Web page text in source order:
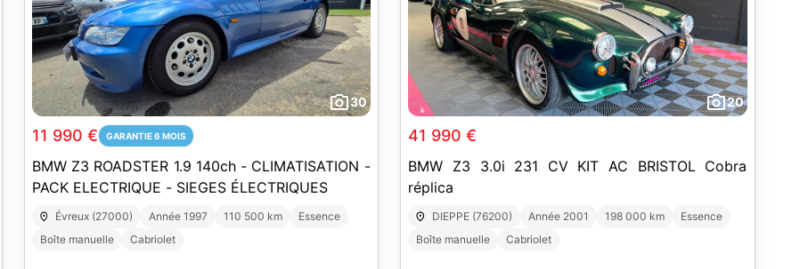
30
11 990 € GARANTIE 6 MOIS
BMW Z3 ROADSTER 1.9 140ch - CLIMATISATION -
PACK ELECTRIQUE - SIEGES ÉLECTRIQUES
Évreux (27000) Année 1997 110 500 km
Essence
Boîte manuelle
Cabriolet
20
41 990 €
BMW Z3 3.0i 231 CV KIT AC BRISTOL Cobra
réplica
DIEPPE (76200) Année 2001 198 000 km
Essence
Boîte manuelle
Cabriolet